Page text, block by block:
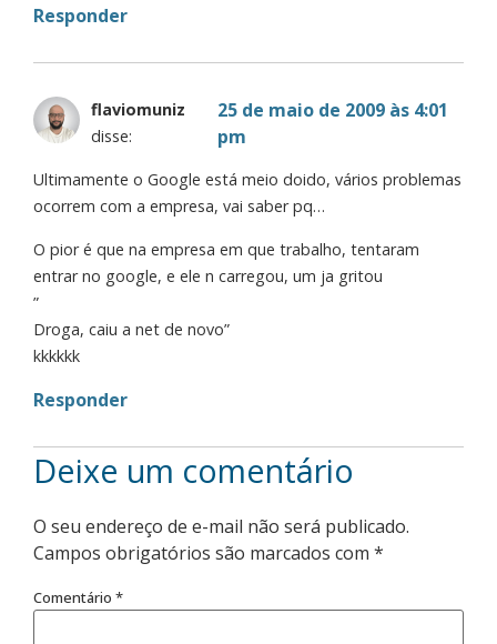
Responder
flaviomuniz
disse:
25 de maio de 2009 às 4:01
pm
Ultimamente o Google está meio doido, vários problemas
ocorrem com a empresa, vai saber pq…
O pior é que na empresa em que trabalho, tentaram
entrar no google, e ele n carregou, um ja gritou
”
Droga, caiu a net de novo”
kkkkkk
Responder
Deixe um comentário
O seu endereço de e-mail não será publicado.
Campos obrigatórios são marcados com *
Comentário *